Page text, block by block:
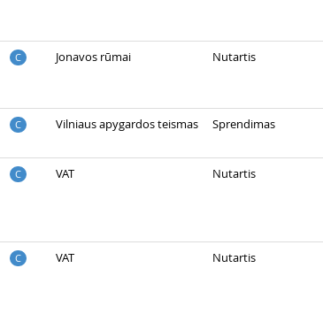
C Jonavos rūmai Nutartis
C Vilniaus apygardos teismas Sprendimas
C VAT Nutartis
C VAT Nutartis